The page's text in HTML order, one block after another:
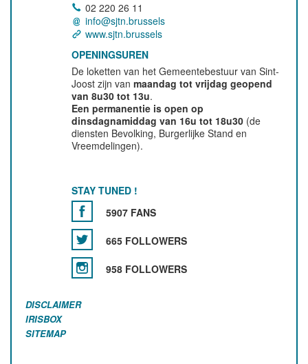
02 220 26 11
info@sjtn.brussels
www.sjtn.brussels
OPENINGSUREN
De loketten van het Gemeentebestuur van Sint-
Joost zijn vanmaandag tot vrijdag geopend
van 8u30 tot 13u.
Een permanentie is open op
dinsdagnamiddag van 16u tot 18u30 (de
diensten Bevolking, Burgerlijke Stand en
Vreemdelingen).
STAY TUNED !
5907 FANS
665 FOLLOWERS
958 FOLLOWERS
DISCLAIMER
IRISBOX
SITEMAP